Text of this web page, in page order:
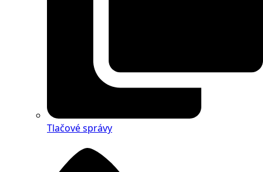
Tlačové správy